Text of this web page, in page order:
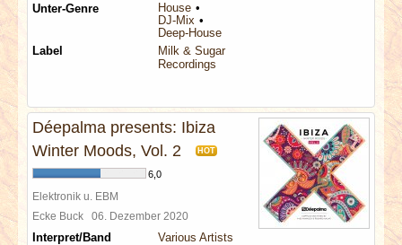
Unter-Genre
House
DJ-Mix
Deep-House
Label
Milk & Sugar
Recordings
Déepalma presents: Ibiza
Winter Moods, Vol. 2
HOT
6,0
Elektronik u. EBM
Ecke Buck 06. Dezember 2020
Interpret/Band
Various Artists